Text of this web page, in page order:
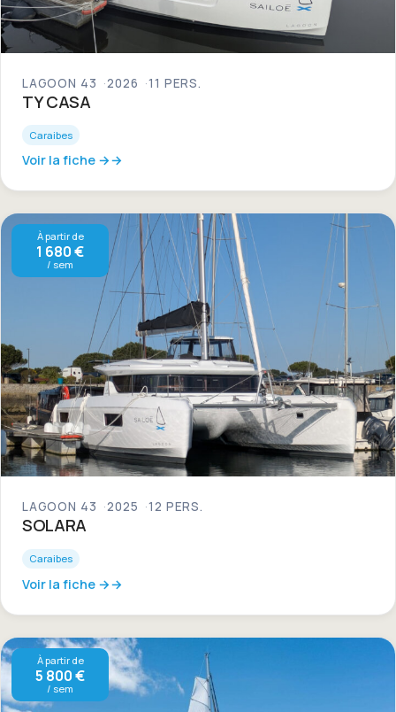
LAGOON 43 2026 11 PERS.
TY CASA
Caraibes
Voir la fiche →
À partir de
1 680 €
/ sem
LAGOON 43 2025 12 PERS.
SOLARA
Caraibes
Voir la fiche →
À partir de
5 800 €
/ sem